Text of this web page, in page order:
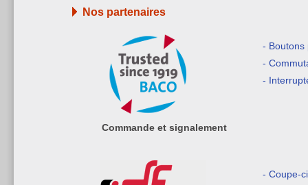
Nos partenaires
Commande et signalement
- Boutons
-
-
- Coupe-